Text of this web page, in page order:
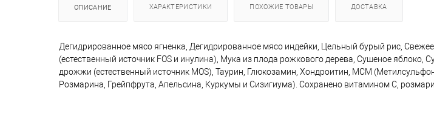
ОПИСАНИЕ ХАРАКТЕРИСТИКИ ПОХОЖИЕ ТОВАРЫ ДОСТАВКА
Дегидрированное мясо ягненка, Дегидрированное мясо индейки, Цельный бурый рис,
(естественный источник FOS и инулина), Мука из плода рожкового дерева, Сушеное
дрожжи (естественный источник MOS), Таурин, Глюкозамин, Хондроитин, МСМ
Розмарина, Грейпфрута, Апельсина, Куркумы и Сизигиума). Сохранено витамином С,